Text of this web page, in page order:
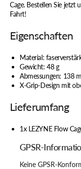
Cage. Bestellen Sie jetzt
Fahrt!
Eigenschaften
Material:
Gewicht: 48 g
Abmessungen: 138
X-Grip-Design mit
Lieferumfang
1x LEZYNE Flow
GPSR-
Keine GPSR-